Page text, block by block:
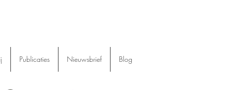
Publicaties Nieuwsbrief Blog